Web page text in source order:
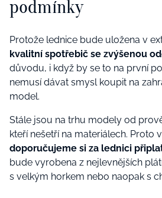
podmínky
Protože lednice bude uložena v
kvalitní spotřebič se zvýšenou
důvodu, i když by se to na první
nemusí dávat smysl koupit na
model.
Stále jsou na trhu modely od
kteří nešetří na materiálech. Proto
doporučujeme si za lednici
bude vyrobena z nejlevnějších
s velkým horkem nebo naopak s